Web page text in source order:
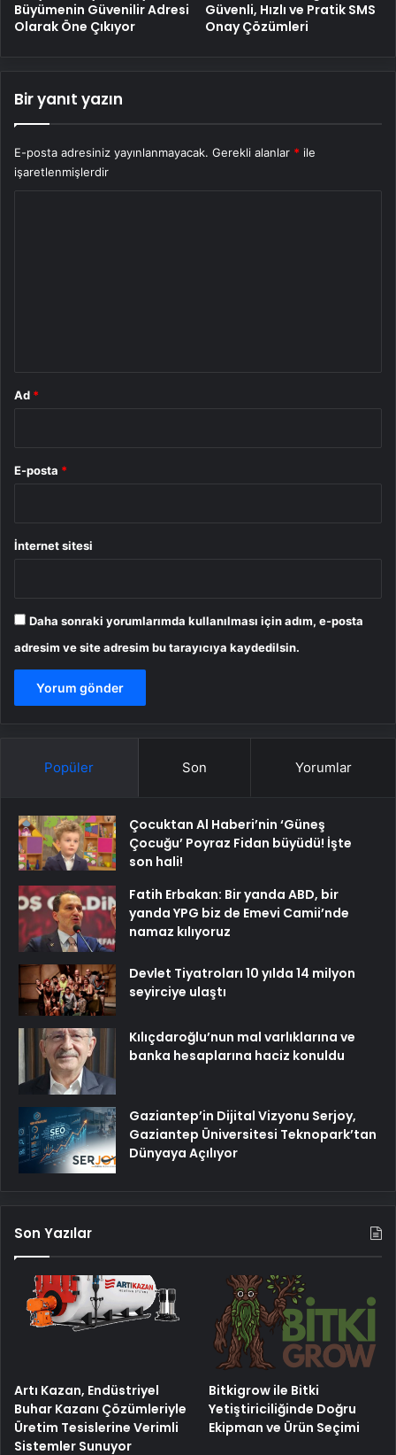
Büyümenin Güvenilir Adresi
Olarak Öne Çıkıyor
Güvenli, Hızlı ve Pratik SMS
Onay Çözümleri
Bir yanıt yazın
E-posta adresiniz yayınlanmayacak. Gerekli alanlar * ile
işaretlenmişlerdir
Ad *
E-posta *
İnternet sitesi
Daha sonraki yorumlarımda kullanılması için adım, e-posta
adresim ve site adresim bu tarayıcıya kaydedilsin.
Popüler Son Yorumlar
Çocuktan Al Haberi’nin ‘Güneş
Çocuğu’ Poyraz Fidan büyüdü! İşte
son hali!
Fatih Erbakan: Bir yanda ABD, bir
yanda YPG biz de Emevi Camii’nde
namaz kılıyoruz
Devlet Tiyatroları 10 yılda 14 milyon
seyirciye ulaştı
Kılıçdaroğlu’nun mal varlıklarına ve
banka hesaplarına haciz konuldu
Gaziantep’in Dijital Vizyonu Serjoy,
Gaziantep Üniversitesi Teknopark’tan
Dünyaya Açılıyor
Son Yazılar
Artı Kazan, Endüstriyel
Buhar Kazanı Çözümleriyle
Üretim Tesislerine Verimli
Sistemler Sunuyor
Bitkigrow ile Bitki
Yetiştiriciliğinde Doğru
Ekipman ve Ürün Seçimi